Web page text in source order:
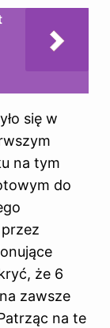
się w
na tym
do
że 6
zawsze
na te